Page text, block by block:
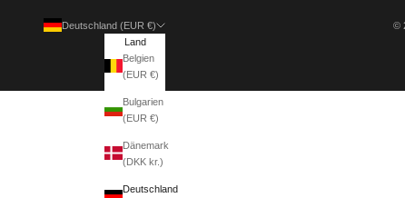
Deutschland (EUR €)
Land
Belgien
(EUR €)
Bulgarien
(EUR €)
Dänemark
(DKK kr.)
Deutschland
©